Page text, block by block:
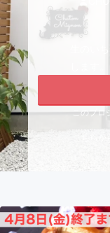
ビジネス
まちづ
CAMPFIRE
CAMPFIRE
生のい
このプロ